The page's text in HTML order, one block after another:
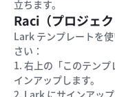
立ちます。
Raci（プロジェ
Lark テンプレートを
さい：
1. 右上の「このテン
インアップします。
2. Lark にサインアッ